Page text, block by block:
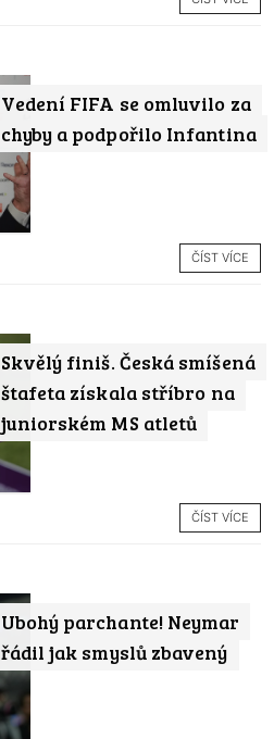
Vedení FIFA se omluvilo za
chyby a podpořilo Infantina
ČÍST VÍCE
Skvělý finiš. Česká smíšená
štafeta získala stříbro na
juniorském MS atletů
ČÍST VÍCE
Ubohý parchante! Neymar
řádil jak smyslů zbavený